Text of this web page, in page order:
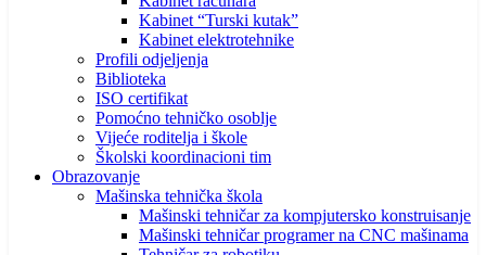
Kabinet “Turski kutak”
Kabinet elektrotehnike
Profili odjeljenja
Biblioteka
ISO certifikat
Pomoćno tehničko osoblje
Vijeće roditelja i škole
Školski koordinacioni tim
Obrazovanje
Mašinska tehnička škola
Mašinski tehničar za kompjutersko konstruisanje
Mašinski tehničar programer na CNC mašinama